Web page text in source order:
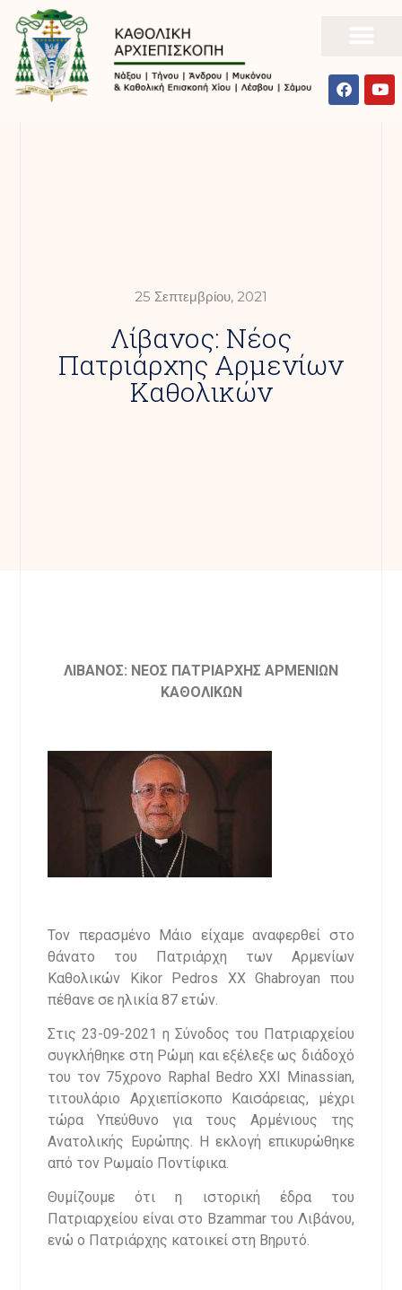
25 Σεπτεμβρίου, 2021
Λίβανος: Νέος
Πατριάρχης Αρμενίων
Καθολικών
ΛΙΒΑΝΟΣ: ΝΕΟΣ ΠΑΤΡΙΑΡΧΗΣ ΑΡΜΕΝΙΩΝ
ΚΑΘΟΛΙΚΩΝ
Τον περασμένο Μάιο είχαμε αναφερθεί στο
θάνατο του Πατριάρχη των Αρμενίων
Καθολικών Kikor Pedros XX Ghabroyan που
πέθανε σε ηλικία 87 ετών.
Στις 23-09-2021 η Σύνοδος του Πατριαρχείου
συγκλήθηκε στη Ρώμη και εξέλεξε ως διάδοχό
του τον 75χρονο Raphal Bedro XXI Minassian,
τιτουλάριο Αρχιεπίσκοπο Καισάρειας, μέχρι
τώρα Υπεύθυνο για τους Αρμένιους της
Ανατολικής Ευρώπης. Η εκλογή επικυρώθηκε
από τον Ρωμαίο Ποντίφικα.
Θυμίζουμε ότι η ιστορική έδρα του
Πατριαρχείου είναι στο Bzammar του Λιβάνου,
ενώ ο Πατριάρχης κατοικεί στη Βηρυτό.